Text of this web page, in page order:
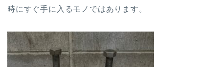
時にすぐ手に入るモノではあります。